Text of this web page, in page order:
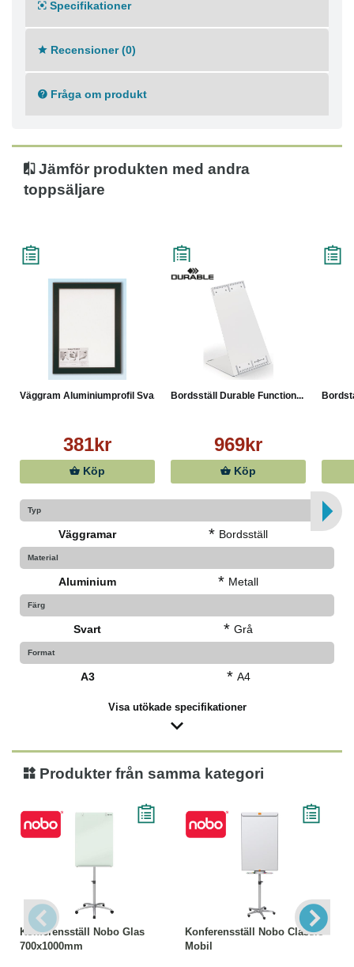
Specifikationer
Recensioner (0)
Fråga om produkt
Jämför produkten med andra
toppsäljare
Väggram Aluminiumprofil Sva...
381kr
Köp
Bordsställ Durable Function...
969kr
Köp
Typ
Väggramar * Bordsställ
Material
Aluminium * Metall
Färg
Svart * Grå
Format
A3 * A4
Visa utökade specifikationer
Produkter från samma kategori
Konferensställ Nobo Glas
700x1000mm
Konferensställ Nobo Classic
Mobil